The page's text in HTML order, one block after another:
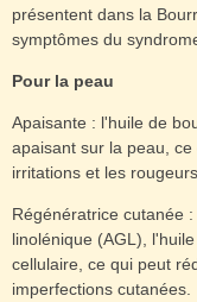
présentent dans la
symptômes du
Pour la peau
Apaisante : l'huile de
apaisant sur la peau,
irritations et les rougeurs.
Régénératrice cutanée
linolénique (AGL),
cellulaire, ce qui peut
imperfections cutanées.